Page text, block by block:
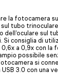
la fotocamera
tubo
dell’oculare sul
Si consiglia di
a 0,9x con la
possibile
si
3.0 con una